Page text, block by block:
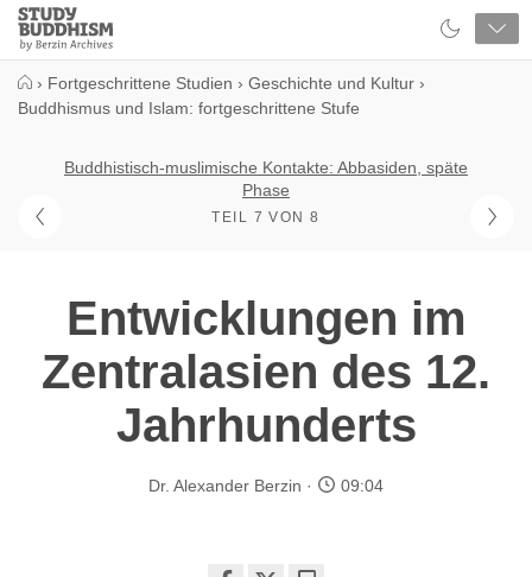
Close
Study
Buddhism
› Fortgeschrittene Studien › Geschichte und Kultur ›
Buddhismus und Islam: fortgeschrittene Stufe
Buddhistisch-muslimische Kontakte: Abbasiden, späte
Phase
TEIL 7 VON 8
Entwicklungen im
Zentralasien des 12.
Jahrhunderts
Dr. Alexander Berzin 09:04